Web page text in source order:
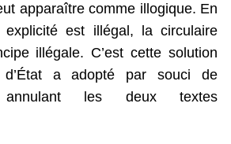
apparaître comme illogique. En
est illégal, la circulaire
illégale. C’est cette solution
a adopté par souci de
les deux textes